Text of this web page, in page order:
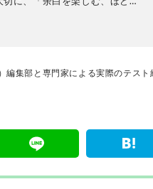
集部と専門家による実際のテス